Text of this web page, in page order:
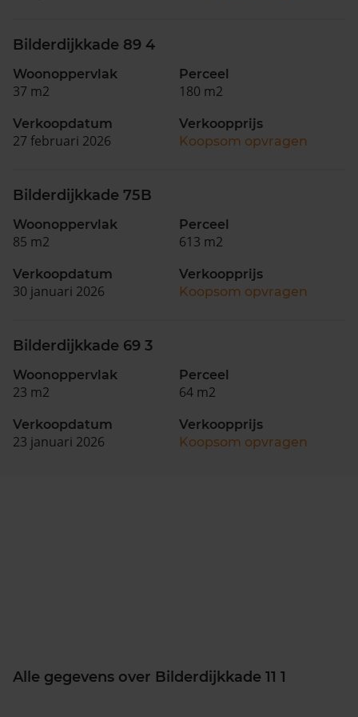
Bilderdijkkade 89 4
Woonoppervlak
37 m2
Perceel
180 m2
Verkoopdatum
27 februari 2026
Verkoopprijs
Koopsom opvragen
Bilderdijkkade 75B
Woonoppervlak
85 m2
Perceel
613 m2
Verkoopdatum
30 januari 2026
Verkoopprijs
Koopsom opvragen
Bilderdijkkade 69 3
Woonoppervlak
23 m2
Perceel
64 m2
Verkoopdatum
23 januari 2026
Verkoopprijs
Koopsom opvragen
Alle gegevens over Bilderdijkkade 11 1